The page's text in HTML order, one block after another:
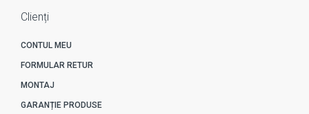
Clienți
CONTUL MEU
FORMULAR RETUR
MONTAJ
GARANȚIE PRODUSE